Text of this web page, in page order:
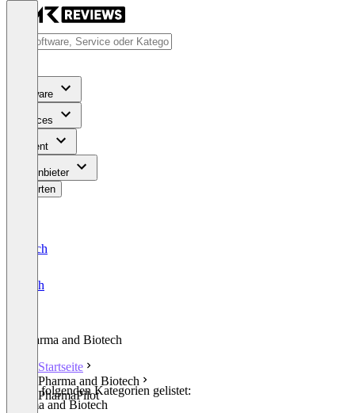
Software
Services
Content
Für Anbieter
Bewerten
Deutsch
English
Pharma and Biotech
Startseite
Pharma and Biotech
PharmaPilot
In den folgenden Kategorien gelistet:
Pharma and Biotech